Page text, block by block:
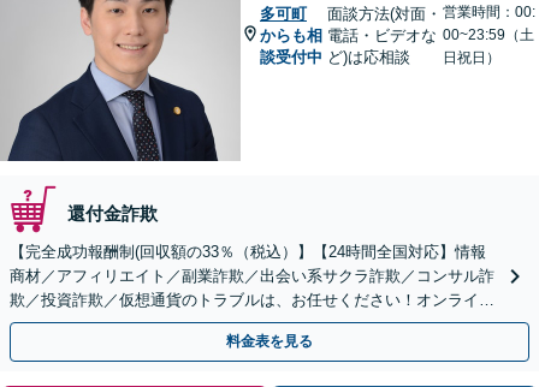
多可町
からも相
談受付中
面談方法(対面・
電話・ビデオな
ど)は応相談
営業時間：00:
00~23:59（土
日祝日）
還付金詐欺
【完全成功報酬制(回収額の33％（税込）】【24時間全国対応】情報
商材／アフィリエイト／副業詐欺／出会い系サクラ詐欺／コンサル詐
欺／投資詐欺／仮想通貨のトラブルは、お任せください！オンライン
のみで解決も可能！
料金表を見る